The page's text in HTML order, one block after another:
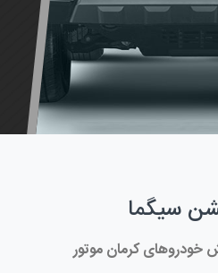
سیگما
خودروهای کرمان موتور